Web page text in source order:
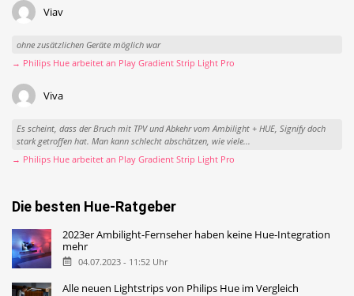
Viav
ohne zusätzlichen Geräte möglich war
→ Philips Hue arbeitet an Play Gradient Strip Light Pro
Viva
Es scheint, dass der Bruch mit TPV und Abkehr vom Ambilight + HUE, Signify doch
stark getroffen hat. Man kann schlecht abschätzen, wie viele...
→ Philips Hue arbeitet an Play Gradient Strip Light Pro
Die besten Hue-Ratgeber
2023er Ambilight-Fernseher haben keine Hue-Integration
mehr
04.07.2023 - 11:52 Uhr
Alle neuen Lightstrips von Philips Hue im Vergleich